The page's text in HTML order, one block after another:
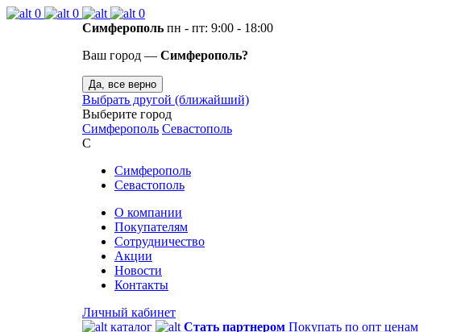
0 0
0
Симферополь пн - пт: 9:00 - 18:00
Ваш город — Симферополь?
Да, все верно
Выбрать другой (ближайший)
Выберите город
Симферополь Севастополь
С
Симферополь
Севастополь
О компании
Покупателям
Сотрудничество
Акции
Новости
Контакты
Личный кабинет
каталог
Стать партнером Покупать по опт ценам